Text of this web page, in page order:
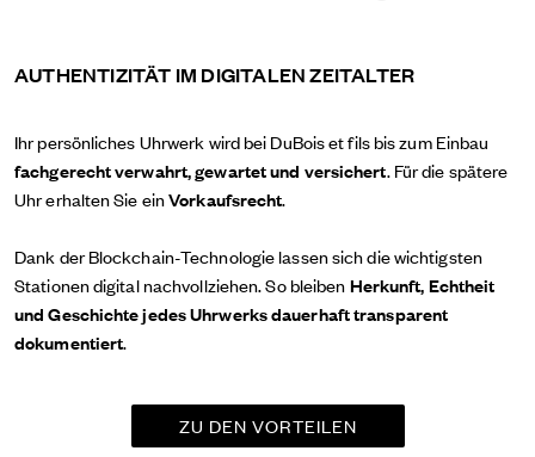
AUTHENTIZITÄT IM DIGITALEN ZEITALTER
Ihr persönliches Uhrwerk wird bei DuBois et fils bis zum Einbau
fachgerecht verwahrt, gewartet und versichert. Für die spätere
Uhr erhalten Sie einVorkaufsrecht.
Dank der Blockchain-Technologie lassen sich die wichtigsten
Stationen digital nachvollziehen. So bleibenHerkunft, Echtheit
und Geschichte jedes Uhrwerks dauerhaft transparent
dokumentiert.
ZU DEN VORTEILEN